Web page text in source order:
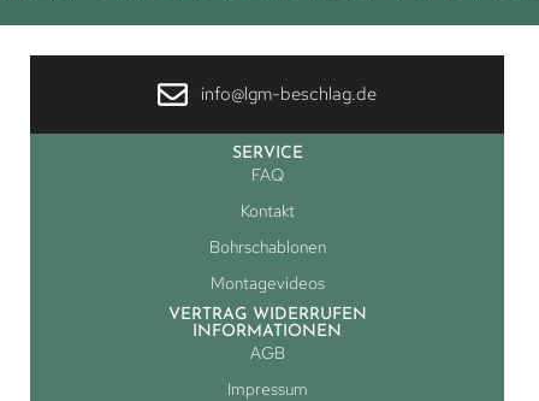
info@lgm-beschlag.de
SERVICE
FAQ
Kontakt
Bohrschablonen
Montagevideos
VERTRAG WIDERRUFEN
INFORMATIONEN
AGB
Impressum